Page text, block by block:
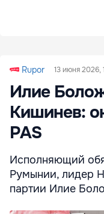
Rupor 13 июня 2026,
Илие
Кишинев:
PAS
Исполняющий
Румынии, лидер
партии Илие